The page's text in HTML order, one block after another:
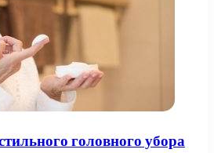
головного убора